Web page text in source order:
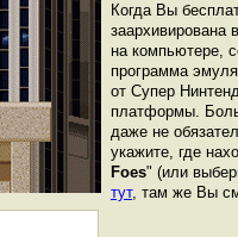
Когда Вы
заархивирована
на компьютере,
программа
от Супер
платформы.
даже не
укажите, где
Foes" (или
тут, там же Вы